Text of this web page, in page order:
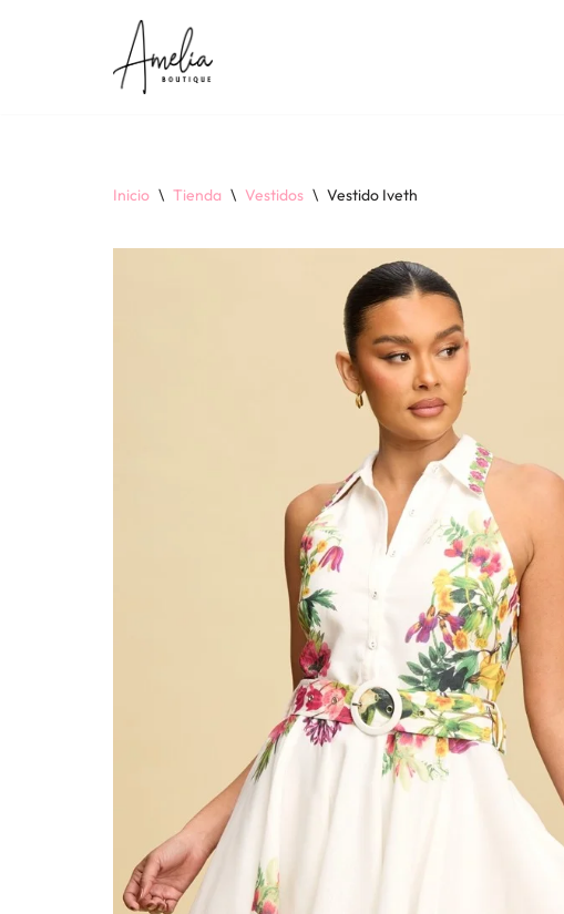
Inicio \ Tienda \ Vestidos \ Vestido Iveth